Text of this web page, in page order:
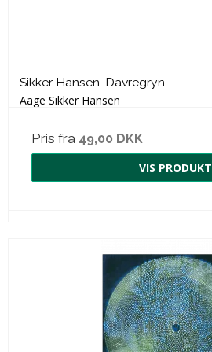
Sikker Hansen. Davregryn.
Aage Sikker Hansen
Pris fra 49,00 DKK
VIS PRODUKT